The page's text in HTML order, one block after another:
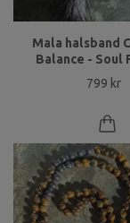
Mala halsband
Balance - Soul
799 kr